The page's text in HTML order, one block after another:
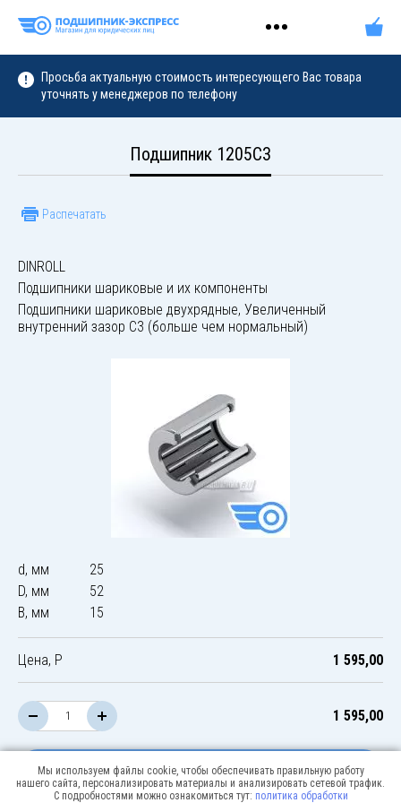
Просьба актуальную стоимость интересующего Вас товара
уточнять у менеджеров по телефону
Подшипник 1205C3
Распечатать
DINROLL
Подшипники шариковые и их компоненты
Подшипники шариковые двухрядные, Увеличенный
внутренний зазор C3 (больше чем нормальный)
d, мм
25
D, мм
52
B, мм
15
Цена, Р 1 595,00
1 595,00
В корзину
Мы используем файлы cookie, чтобы обеспечивать правильную работу
нашего сайта, персонализировать материалы и анализировать сетевой трафик.
С подробностями можно ознакомиться тут: политика обработки